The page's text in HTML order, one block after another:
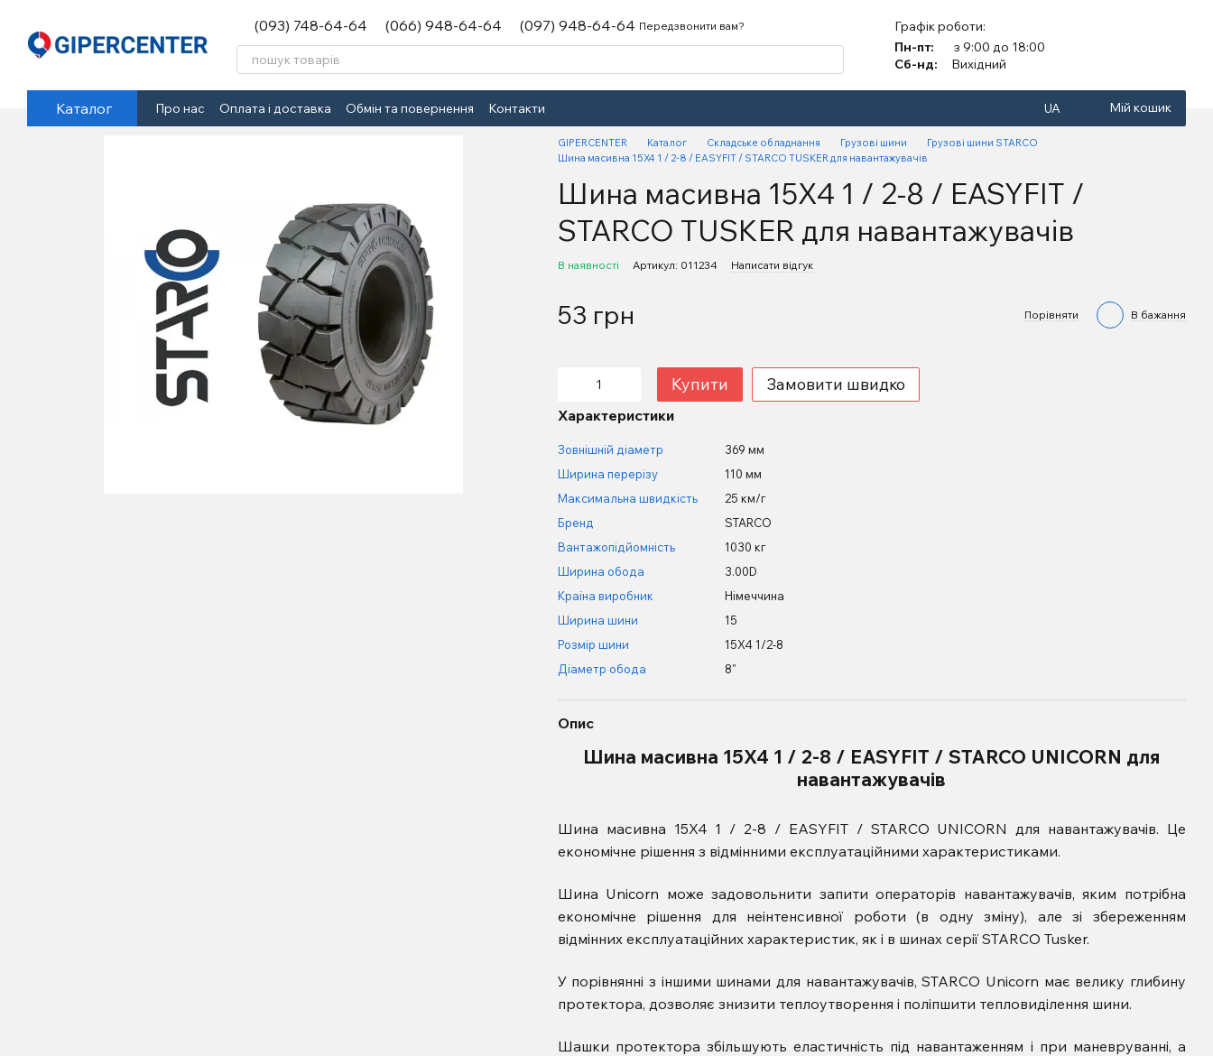
(093) 748-64-64 (066) 948-64-64 (097) 948-64-64 Передзвонити вам?
Графік роботи:
Пн-пт:
з 9:00 до 18:00
Сб-нд:
Вихідний
Каталог Про нас Оплата і доставка Обмін та повернення Контакти UA Мій кошик
GIPERCENTER Каталог Складське обладнання Грузові шини
Грузові шини STARCO
Шина масивна 15X4 1 / 2-8 / EASYFIT / STARCO TUSKER для навантажувачів
Шина масивна 15X4 1 / 2-8 / EASYFIT /
STARCO TUSKER для навантажувачів
В наявності Артикул: 011234 Написати відгук
53 грн Порівняти В бажання
Купити Замовити швидко
Характеристики
Зовнішній діаметр
369 мм
Ширина перерізу
110 мм
Максимальна швидкість
25 км/г
Бренд
STARCO
Вантажопідйомність
1030 кг
Ширина обода
3.00D
Країна виробник
Німеччина
Ширина шини
15
Розмір шини
15X4 1/2-8
Діаметр обода
8"
Опис
Шина масивна 15X4 1 / 2-8 / EASYFIT / STARCO UNICORN для
навантажувачів
Шина масивна 15X4 1 / 2-8 / EASYFIT / STARCO UNICORN для навантажувачів. Це
економічне рішення з відмінними експлуатаційними характеристиками.
Шина Unicorn може задовольнити запити операторів навантажувачів, яким потрібна
економічне рішення для неінтенсивної роботи (в одну зміну), але зі збереженням
відмінних експлуатаційних характеристик, як і в шинах серії STARCO Tusker.
У порівнянні з іншими шинами для навантажувачів, STARCO Unicorn має велику глибину
протектора, дозволяє знизити теплоутворення і поліпшити тепловиділення шини.
Шашки протектора збільшують еластичність під навантаженням і при маневруванні, а